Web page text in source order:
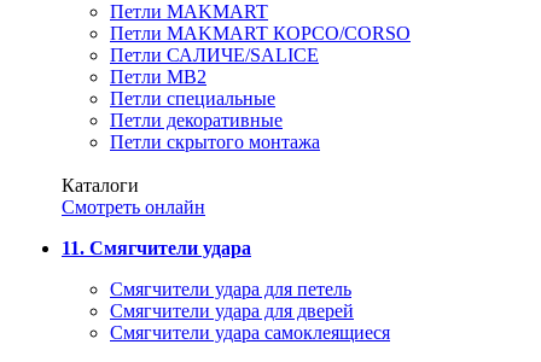
Петли MAKMART
Петли MAKMART КОРСО/CORSO
Петли САЛИЧЕ/SALICE
Петли MB2
Петли специальные
Петли декоративные
Петли скрытого монтажа
Каталоги
Смотреть онлайн
11. Смягчители удара
Смягчители удара для петель
Смягчители удара для дверей
Cмягчители удара самоклеящиеся